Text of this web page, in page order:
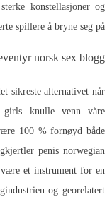
konstellasjoner og
spillere å bryne seg på.
norsk sex blogg
sikreste alternativet når
girls knulle vennvåre
100 % fornøyd både
penis norwegian
et instrument for en
og georelatert